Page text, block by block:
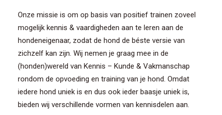
Onze missie is om op basis van positief trainen zoveel
mogelijk kennis & vaardigheden aan te leren aan de
hondeneigenaar, zodat de hond de béste versie van
zichzelf kan zijn. Wij nemen je graag mee in de
(honden)wereld van Kennis – Kunde & Vakmanschap
rondom de opvoeding en training van je hond. Omdat
iedere hond uniek is en dus ook ieder baasje uniek is,
bieden wij verschillende vormen van kennisdelen aan.